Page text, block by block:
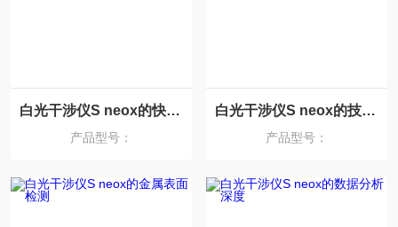
白光干涉仪S neox的快速测量表现
产品型号：
白光干涉仪S neox的技术融合之道
产品型号：